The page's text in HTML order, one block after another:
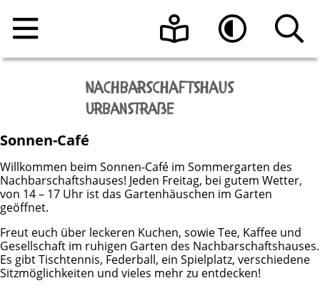
Veranstaltungen
Beratungsangebote
Programmheft vom Nachbarschaftshaus
Urbanstraße e.V.
Sonnen-Café
Raumnutzung
Raumanfrage
Über uns
Das Team
Aktuelle Informationen
Kontakt
Hoher Kontrast
Sonnen-Café
Willkommen beim Sonnen-Café im Sommergarten des
Nachbarschaftshauses! Jeden Freitag, bei gutem Wetter,
von 14 – 17 Uhr ist das Gartenhäuschen im Garten
geöffnet.
Freut euch über leckeren Kuchen, sowie Tee, Kaffee und
Gesellschaft im ruhigen Garten des Nachbarschaftshauses.
Es gibt Tischtennis, Federball, ein Spielplatz, verschiedene
Sitzmöglichkeiten und vieles mehr zu entdecken!